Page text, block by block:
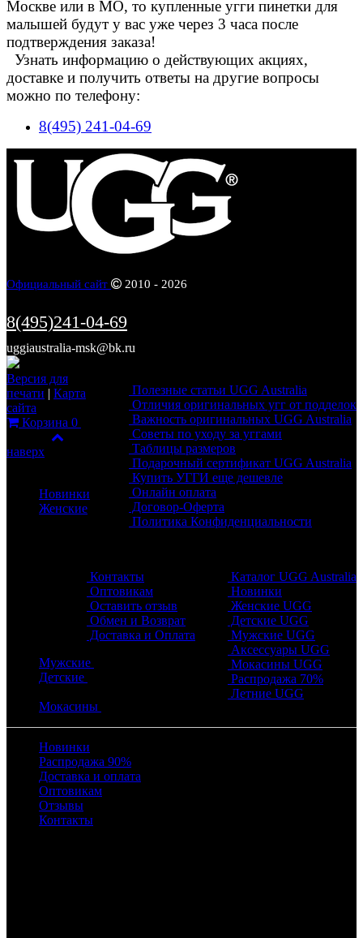
Москве или в МО, то купленные угги пинетки для
малышей будут у вас уже через 3 часа после
подтверждения заказа!
Узнать информацию о действующих акциях,
доставке и получить ответы на другие вопросы
можно по телефону:
8(495) 241-04-69
Официальный сайт 2010 - 2026
8(495)241-04-69
uggiaustralia-msk@bk.ru
Полезные статьи UGG Australia
Отличия оригинальных угг от подделок
Важность оригинальных UGG Australia
Советы по уходу за уггами
Таблицы размеров
Подарочный сертификат UGG Australia
Купить УГГИ еще дешевле
Онлайн оплата
Договор-Оферта
Политика Конфиденциальности
Каталог UGG Australia
Новинки
Женские UGG
Детские UGG
Мужские UGG
Аксессуары UGG
Мокасины UGG
Распродажа 70%
Летние UGG
Контакты
Оптовикам
Оставить отзыв
Обмен и Возврат
Доставка и Оплата
Версия для
печати | Карта
сайта
Корзина 0
наверх
Новинки
Женские
Мужские
Детские
Мокасины
Новинки
Распродажа 90%
Доставка и оплата
Оптовикам
Отзывы
Контакты